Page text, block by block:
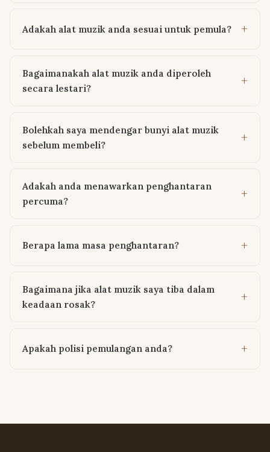
Adakah alat muzik anda sesuai untuk pemula?
Bagaimanakah alat muzik anda diperoleh
secara lestari?
Bolehkah saya mendengar bunyi alat muzik
sebelum membeli?
Adakah anda menawarkan penghantaran
percuma?
Berapa lama masa penghantaran?
Bagaimana jika alat muzik saya tiba dalam
keadaan rosak?
Apakah polisi pemulangan anda?